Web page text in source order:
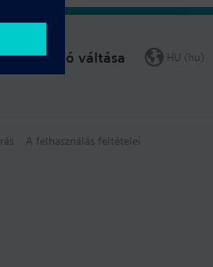
Régió váltása HU (hu)
A felhasználás feltételei